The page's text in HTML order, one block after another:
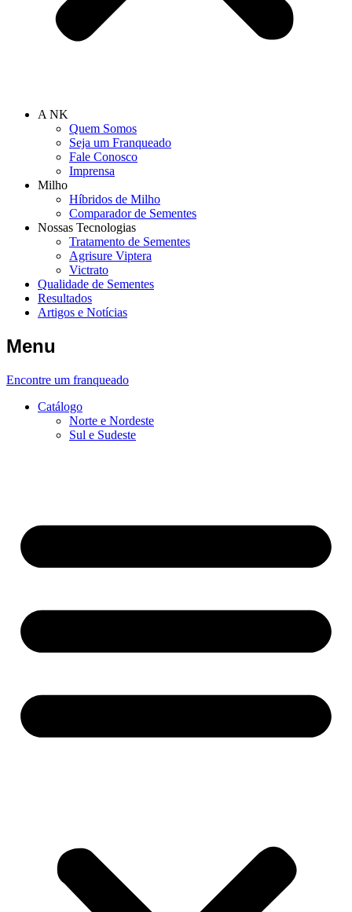
A NK
Quem Somos
Seja um Franqueado
Fale Conosco
Imprensa
Milho
Híbridos de Milho
Comparador de Sementes
Nossas Tecnologias
Tratamento de Sementes
Agrisure Viptera
Victrato
Qualidade de Sementes
Resultados
Artigos e Notícias
Menu
Encontre um franqueado
Catálogo
Norte e Nordeste
Sul e Sudeste